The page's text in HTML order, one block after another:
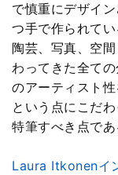
で慎重にデザイ
つ手で作られてい
陶芸、写真、空
わってきた全て
のアーティスト
という点にこだ
特筆すべき点であ
Laura Itkonenイ